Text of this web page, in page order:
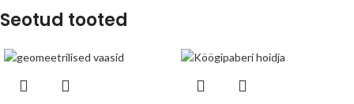
Seotud tooted